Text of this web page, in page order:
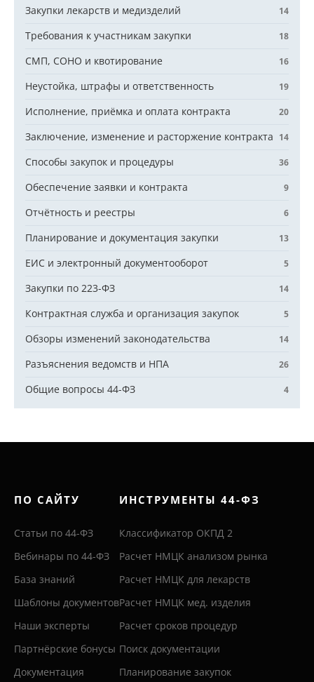
Закупки лекарств и медизделий 14
Требования к участникам закупки 18
СМП, СОНО и квотирование 16
Неустойка, штрафы и ответственность 19
Исполнение, приёмка и оплата контракта 20
Заключение, изменение и расторжение контракта 14
Способы закупок и процедуры 36
Обеспечение заявки и контракта 9
Отчётность и реестры 6
Планирование и документация закупки 13
ЕИС и электронный документооборот 5
Закупки по 223-ФЗ 14
Контрактная служба и организация закупок 5
Обзоры изменений законодательства 14
Разъяснения ведомств и НПА 26
Общие вопросы 44-ФЗ 4
ПО САЙТУ
Статьи по 44-ФЗ
Вебинары по 44-ФЗ
База знаний
Шаблоны документов
Наши эксперты
Партнёрские бонусы
Документация
ИНСТРУМЕНТЫ 44-ФЗ
Классификатор ОКПД 2
Расчет НМЦК анализом рынка
Расчет НМЦК для лекарств
Расчет НМЦК мед. изделия
Расчет сроков процедур
Поиск документации
Планирование закупок